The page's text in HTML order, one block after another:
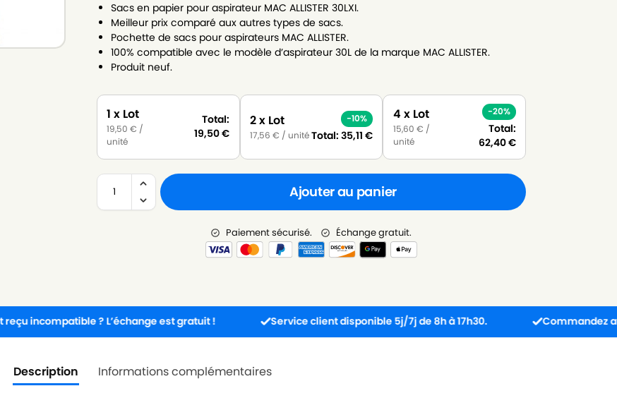
Sacs en papier pour aspirateur MAC ALLISTER 30LXI.
Meilleur prix comparé aux autres types de sacs.
Pochette de sacs pour aspirateurs MAC ALLISTER.
100% compatible avec le modèle d’aspirateur 30L de la marque MAC ALLISTER.
Produit neuf.
1 x Lot
19,50€ /
unité
Total:
19,50€
2 x Lot
17,56€ / unité
-10%
Total: 35,11 €
4 x Lot
15,60 € /
unité
-20%
Total:
62,40€
Ajouter au panier
Paiement sécurisé. Échange gratuit.
? L’échange est gratuit ! Service client disponible 5j/7j de 8h à 17h30. Commandez avant
Description Informations complémentaires